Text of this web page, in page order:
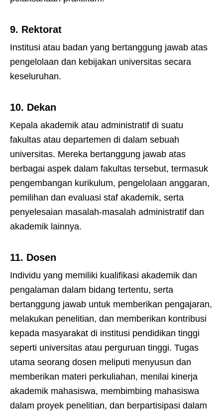
9. Rektorat
Institusi atau badan yang bertanggung jawab atas
pengelolaan dan kebijakan universitas secara
keseluruhan.
10. Dekan
Kepala akademik atau administratif di suatu
fakultas atau departemen di dalam sebuah
universitas. Mereka bertanggung jawab atas
berbagai aspek dalam fakultas tersebut, termasuk
pengembangan kurikulum, pengelolaan anggaran,
pemilihan dan evaluasi staf akademik, serta
penyelesaian masalah-masalah administratif dan
akademik lainnya.
11. Dosen
Individu yang memiliki kualifikasi akademik dan
pengalaman dalam bidang tertentu, serta
bertanggung jawab untuk memberikan pengajaran,
melakukan penelitian, dan memberikan kontribusi
kepada masyarakat di institusi pendidikan tinggi
seperti universitas atau perguruan tinggi. Tugas
utama seorang dosen meliputi menyusun dan
memberikan materi perkuliahan, menilai kinerja
akademik mahasiswa, membimbing mahasiswa
dalam proyek penelitian, dan berpartisipasi dalam